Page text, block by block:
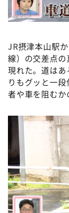
JR摂津本山駅
線）の交差点
現れた。道は
りもグッと一
者や車を阻むか